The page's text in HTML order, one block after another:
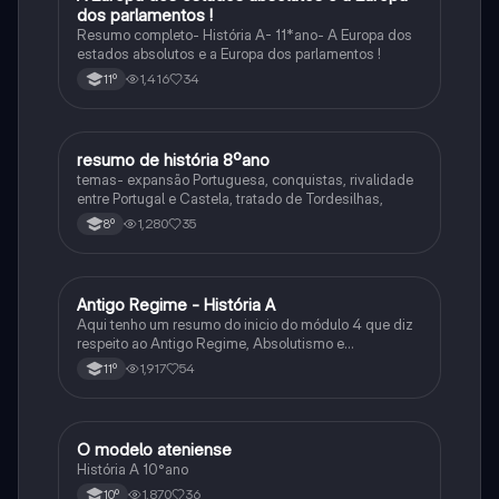
dos parlamentos !
Resumo completo- História A- 11*ano- A Europa dos
estados absolutos e a Europa dos parlamentos !
11º 1,416 34
História
resumo de história 8ºano
temas- expansão Portuguesa, conquistas, rivalidade
entre Portugal e Castela, tratado de Tordesilhas,
8º 1,280 35
História
Antigo Regime - História A
Aqui tenho um resumo do inicio do módulo 4 que diz
respeito ao Antigo Regime, Absolutismo e
Parlamentarismo.
11º 1,917 54
História
O modelo ateniense
História A 10°ano
10º 1,870 36